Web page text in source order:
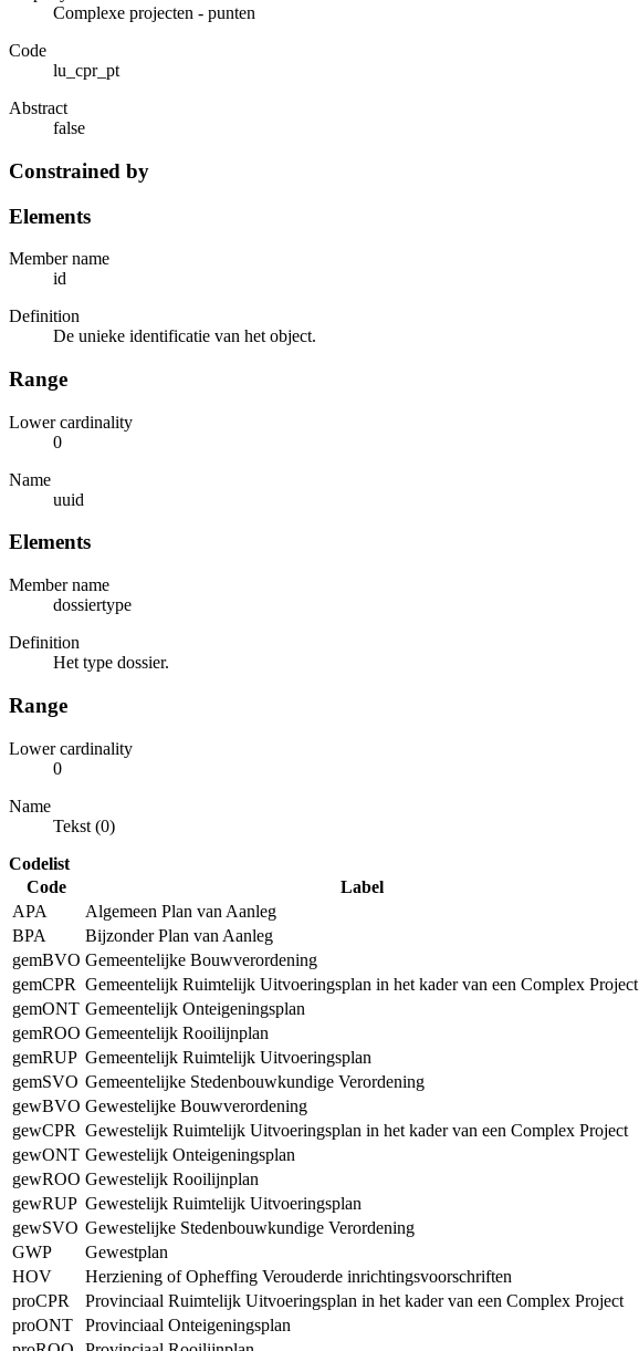
Complexe projecten - punten
Code
lu_cpr_pt
Abstract
false
Constrained by
Elements
Member name
id
Definition
De unieke identificatie van het object.
Range
Lower cardinality
0
Name
uuid
Elements
Member name
dossiertype
Definition
Het type dossier.
Range
Lower cardinality
0
Name
Tekst (0)
Codelist
Code
Label
APA
Algemeen Plan van Aanleg
BPA
Bijzonder Plan van Aanleg
gemBVO Gemeentelijke Bouwverordening
gemCPR Gemeentelijk Ruimtelijk Uitvoeringsplan in het kader van een Complex Project
gemONT Gemeentelijk Onteigeningsplan
gemROO Gemeentelijk Rooilijnplan
gemRUP Gemeentelijk Ruimtelijk Uitvoeringsplan
gemSVO Gemeentelijke Stedenbouwkundige Verordening
gewBVO Gewestelijke Bouwverordening
gewCPR Gewestelijk Ruimtelijk Uitvoeringsplan in het kader van een Complex Project
gewONT Gewestelijk Onteigeningsplan
gewROO Gewestelijk Rooilijnplan
gewRUP Gewestelijk Ruimtelijk Uitvoeringsplan
gewSVO Gewestelijke Stedenbouwkundige Verordening
GWP
Gewestplan
HOV
Herziening of Opheffing Verouderde inrichtingsvoorschriften
proCPR
Provinciaal Ruimtelijk Uitvoeringsplan in het kader van een Complex Project
proONT
Provinciaal Onteigeningsplan